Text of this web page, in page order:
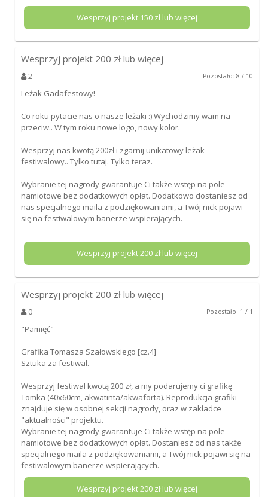
Wesprzyj projekt 150zł lub więcej
Wesprzyj projekt 200 zł lub więcej
2 Pozostało: 8 / 10
Leżak Gadafestowy!
Co roku pytacie nas o nasze leżaki :) Wychodzimy wam na
przeciw.. W tym roku nowe logo, nowy kolor.
Wesprzyj nas kwotą 200zł i zgarnij unikatowy leżak
festiwalowy.. Tylko tutaj. Tylko teraz.
Wybranie tej nagrody gwarantuje Ci także wstęp na pole
namiotowe bez dodatkowych opłat. Dodatkowo dostaniesz od
nas specjalnego maila z podziękowaniami, a Twój nick pojawi
się na festiwalowym banerze wspierających.
Wesprzyj projekt200zł lub więcej
Wesprzyj projekt 200 zł lub więcej
0 Pozostało: 1 / 1
"Pamięć"
Grafika Tomasza Szałowskiego [cz.4]
Sztuka za festiwal.
Wesprzyj festiwal kwotą 200 zł, a my podarujemy ci grafikę
Tomka (40x60cm, akwatinta/akwaforta). Reprodukcja grafiki
znajduje się w osobnej sekcji nagrody, oraz w zakładce
"aktualności" projektu.
Wybranie tej nagrody gwarantuje Ci także wstęp na pole
namiotowe bez dodatkowych opłat. Dostaniesz od nas także
specjalnego maila z podziękowaniami, a Twój nick pojawi się na
festiwalowym banerze wspierających.
Wesprzyj projekt200zł lub więcej